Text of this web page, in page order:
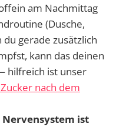
am Nachmittag
(Dusche,
gerade zusätzlich
kann das deinen
hilfreich ist unser
nach dem
ist